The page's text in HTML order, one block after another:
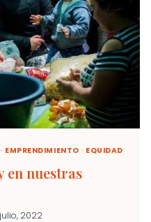
· EMPRENDIMIENTO · EQUIDAD
en nuestras
2022